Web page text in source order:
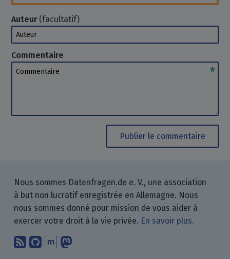
Auteur(facultatif)
Auteur
Commentaire
Commentaire
Publier le commentaire
Nous sommes Datenfragen.de e. V., une association
à but non lucratif enregistrée en Allemagne. Nous
nous sommes donné pour mission de vous aider à
exercer votre droit à la vie privée. En savoir plus.
Abonnez-vous à notre blog en
Nous trouver sur GitHub.
Échanger avec nous via Matrix.